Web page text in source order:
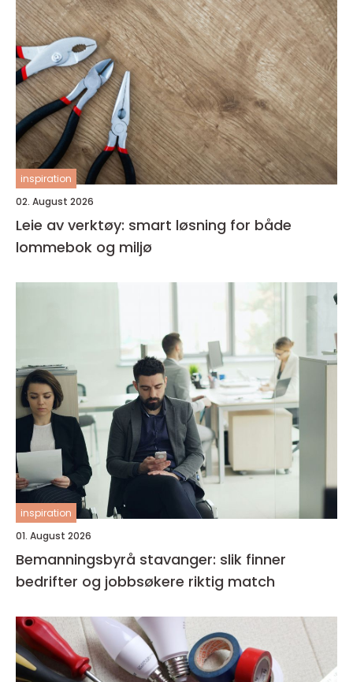
inspiration
02. August 2026
Leie av verktøy: smart løsning for både
lommebok og miljø
inspiration
01. August 2026
Bemanningsbyrå stavanger: slik finner
bedrifter og jobbsøkere riktig match